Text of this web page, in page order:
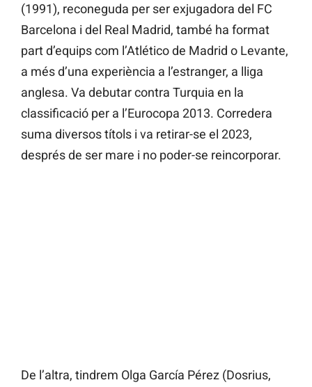
(1991), reconeguda per ser exjugadora del FC
Barcelona i del Real Madrid, també ha format
part d’equips com l’Atlético de Madrid o Levante,
a més d’una experiència a l’estranger, a lliga
anglesa. Va debutar contra Turquia en la
classificació per a l’Eurocopa 2013. Corredera
suma diversos títols i va retirar-se el 2023,
després de ser mare i no poder-se reincorporar.
De l’altra, tindrem Olga García Pérez (Dosrius,